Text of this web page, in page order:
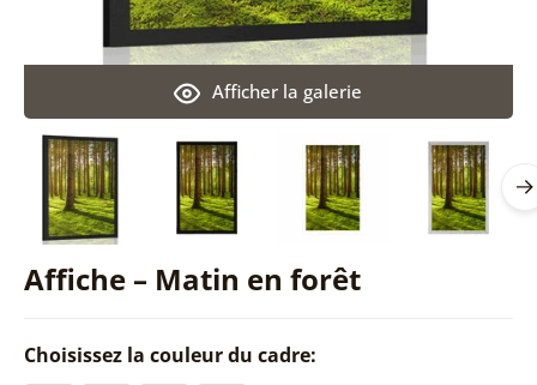
Affiche – Matin en forêt
Afficher la galerie
Choisissez la couleur du cadre: